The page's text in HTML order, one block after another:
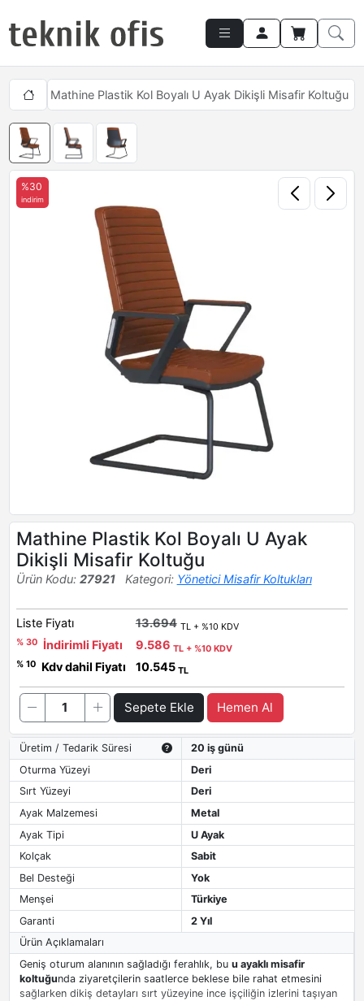
Mathine Plastik Kol Boyalı U Ayak Dikişli Misafir Koltuğu
%30
indirim
Mathine Plastik Kol Boyalı U Ayak
Dikişli Misafir Koltuğu
Ürün Kodu: 27921 Kategori: Yönetici Misafir Koltukları
Liste Fiyatı 13.694 TL + %10 KDV
% 30
İndirimli Fiyatı 9.586 TL + %10 KDV
% 10
Kdv dahil Fiyatı 10.545 TL
Sepete Ekle Hemen Al
Üretim / Tedarik Süresi
20 iş günü
Oturma Yüzeyi
Deri
Sırt Yüzeyi
Deri
Ayak Malzemesi
Metal
Ayak Tipi
U Ayak
Kolçak
Sabit
Bel Desteği
Yok
Menşei
Türkiye
Garanti
2 Yıl
Ürün Açıklamaları
Geniş oturum alanının sağladığı ferahlık, bu u ayaklı misafir
koltuğunda ziyaretçilerin saatlerce beklese bile rahat etmesini
sağlarken dikiş detayları sırt yüzeyine ince işçiliğin izlerini taşıyan